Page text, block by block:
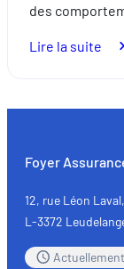
des
Lire la suite
aux
Foyer
12, rue Léon Laval,
L-3372
Actuellement